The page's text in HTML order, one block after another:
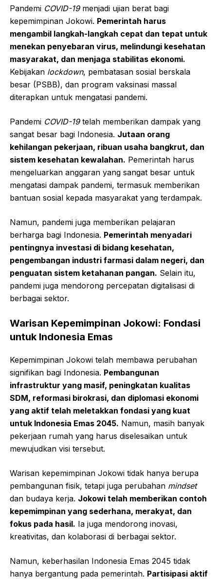
Pandemi COVID-19menjadi ujian berat bagi
kepemimpinan Jokowi. Pemerintah harus
mengambil langkah-langkah cepat dan tepat untuk
menekan penyebaran virus, melindungi kesehatan
masyarakat, dan menjaga stabilitas ekonomi.
Kebijakan lockdown, pembatasan sosial berskala
besar (PSBB), dan program vaksinasi massal
diterapkan untuk mengatasi pandemi.
Pandemi COVID-19telah memberikan dampak yang
sangat besar bagi Indonesia. Jutaan orang
kehilangan pekerjaan, ribuan usaha bangkrut, dan
sistem kesehatan kewalahan. Pemerintah harus
mengeluarkan anggaran yang sangat besar untuk
mengatasi dampak pandemi, termasuk memberikan
bantuan sosial kepada masyarakat yang terdampak.
Namun, pandemi juga memberikan pelajaran
berharga bagi Indonesia. Pemerintah menyadari
pentingnya investasi di bidang kesehatan,
pengembangan industri farmasi dalam negeri, dan
penguatan sistem ketahanan pangan. Selain itu,
pandemi juga mendorong percepatan digitalisasi di
berbagai sektor.
Warisan Kepemimpinan Jokowi: Fondasi
untuk Indonesia Emas
Kepemimpinan Jokowi telah membawa perubahan
signifikan bagi Indonesia. Pembangunan
infrastruktur yang masif, peningkatan kualitas
SDM, reformasi birokrasi, dan diplomasi ekonomi
yang aktif telah meletakkan fondasi yang kuat
untuk Indonesia Emas 2045. Namun, masih banyak
pekerjaan rumah yang harus diselesaikan untuk
mewujudkan visi tersebut.
Warisan kepemimpinan Jokowi tidak hanya berupa
pembangunan fisik, tetapi juga perubahan mindset
dan budaya kerja. Jokowi telah memberikan contoh
kepemimpinan yang sederhana, merakyat, dan
fokus pada hasil. Ia juga mendorong inovasi,
kreativitas, dan kolaborasi di berbagai sektor.
Namun, keberhasilan Indonesia Emas 2045 tidak
hanya bergantung pada pemerintah. Partisipasi aktif